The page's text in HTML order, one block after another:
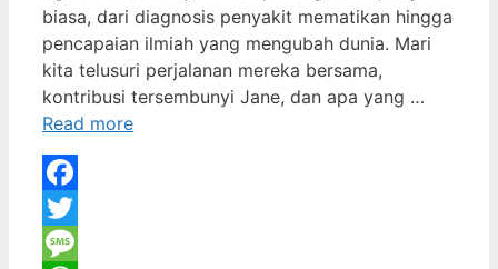
biasa, dari diagnosis penyakit mematikan hingga
pencapaian ilmiah yang mengubah dunia. Mari
kita telusuri perjalanan mereka bersama,
kontribusi tersembunyi Jane, dan apa yang …
Read more
Facebook
Twitter